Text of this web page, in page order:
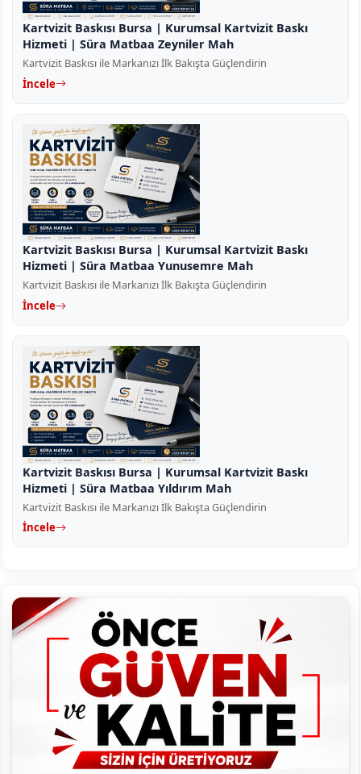
Kartvizit Baskısı Bursa | Kurumsal Kartvizit Baskı
Hizmeti | Süra Matbaa Zeyniler Mah
Kartvizit Baskısı ile Markanızı İlk Bakışta Güçlendirin
İncele
Kartvizit Baskısı Bursa | Kurumsal Kartvizit Baskı
Hizmeti | Süra Matbaa Yunusemre Mah
Kartvizit Baskısı ile Markanızı İlk Bakışta Güçlendirin
İncele
Kartvizit Baskısı Bursa | Kurumsal Kartvizit Baskı
Hizmeti | Süra Matbaa Yıldırım Mah
Kartvizit Baskısı ile Markanızı İlk Bakışta Güçlendirin
İncele